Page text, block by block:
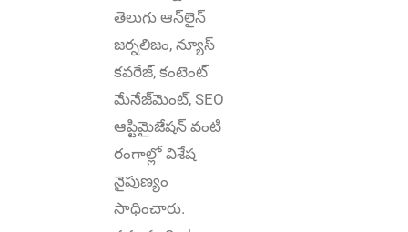
తెలుగు ఆన్‌లైన్‌
జర్నలిజం, న్యూస్
కవరేజ్‌, కంటెంట్
మేనేజ్‌మెంట్‌, SEO
ఆప్టిమైజేషన్‌ వంటి
రంగాల్లో విశేష
నైపుణ్యం
సాధించారు.